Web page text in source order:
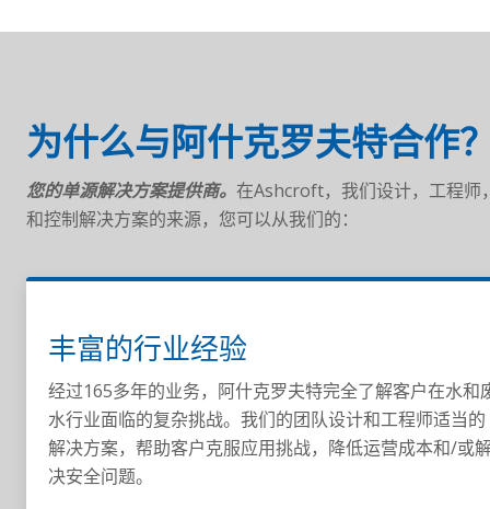
为什么与阿什克罗夫特合作
您的单源解决方案提供商。在Ashcroft，我们设计，工程师
和控制解决方案的来源，您可以从我们的：
丰富的行业经验
经过165多年的业务，阿什​​克罗夫特完全了解客户在水和
水行业面临的复杂挑战。我们的团队设计和工程师适当的
解决方案，帮助客户克服应用挑战，降低运营成本和/或
决安全问题。